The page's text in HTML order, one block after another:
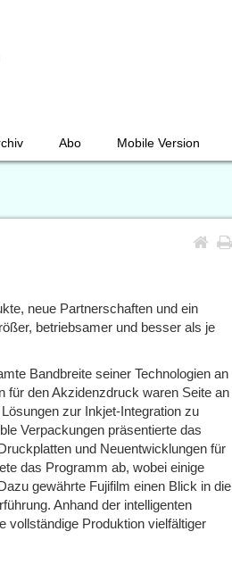
Abo Mobile Version
neue Partnerschaften und ein
betriebsamer und besser als je
Bandbreite seiner Technologien an
für den Akzidenzdruck waren Seite an
zur Inkjet-Integration zu
Verpackungen präsentierte das
und Neuentwicklungen für
das Programm ab, wobei einige
gewährte Fujifilm einen Blick in die
Anhand der intelligenten
vollständige Produktion vielfältiger